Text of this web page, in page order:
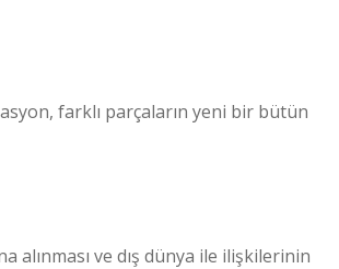
farklı parçaların yeni bir bütün
ve dış dünya ile ilişkilerinin